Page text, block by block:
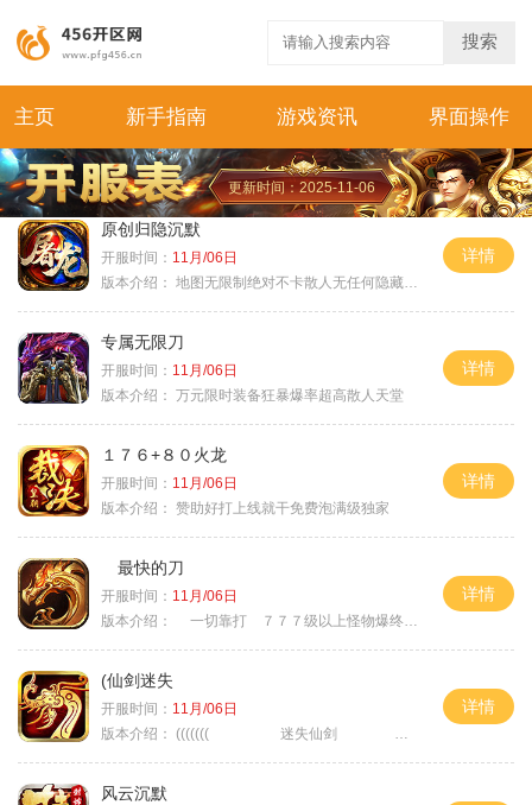
搜索
主页 新手指南 游戏资讯 界面操作
更新时间：2025-11-06
原创归隐沉默
开服时间： 11月/06日
版本介绍： 地图无限制绝对不卡散人无任何隐藏消费
详情
专属无限刀
开服时间： 11月/06日
版本介绍： 万元限时装备狂暴爆率超高散人天堂
详情
１７６+８０火龙
开服时间： 11月/06日
版本介绍： 赞助好打上线就干免费泡满级独家
详情
最快的刀
开服时间： 11月/06日
版本介绍：
一切靠打 ７７７级以上怪物爆终极
详情
(仙剑迷失
开服时间： 11月/06日
版本介绍： ((((((( 迷失仙剑 )))))
详情
风云沉默